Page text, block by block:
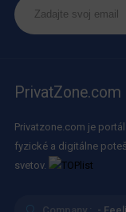
PrivatZone.com
Privatzone.com je
fyzické a digitálne
svetov.